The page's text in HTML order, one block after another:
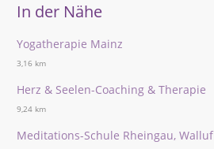
In der Nähe
Yogatherapie Mainz
3,16 km
Herz & Seelen-Coaching & Therapie
9,24 km
Meditations-Schule Rheingau, Walluf